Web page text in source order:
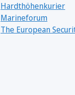
Hardthöhenkurier
Marineforum
The European